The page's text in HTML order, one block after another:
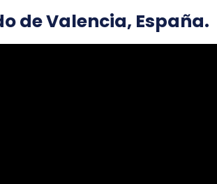
de Valencia, España.